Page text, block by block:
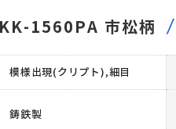
KK-1560PA 市松柄
模様出現(クリプト),細目
鋳鉄製